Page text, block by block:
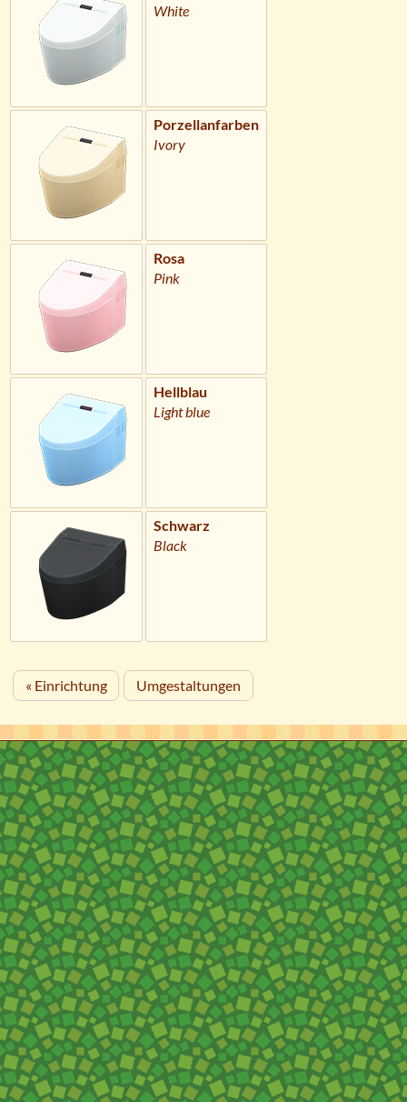
White
Porzellanfarben
Ivory
Rosa
Pink
Hellblau
Light blue
Schwarz
Black
« Einrichtung Umgestaltungen